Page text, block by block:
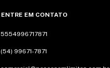
ENTRE EM CONTATO
5554996717871
(54) 99671-7871